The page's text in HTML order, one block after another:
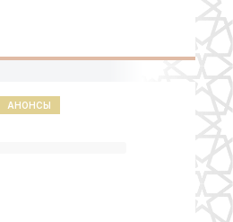
АНОНСЫ